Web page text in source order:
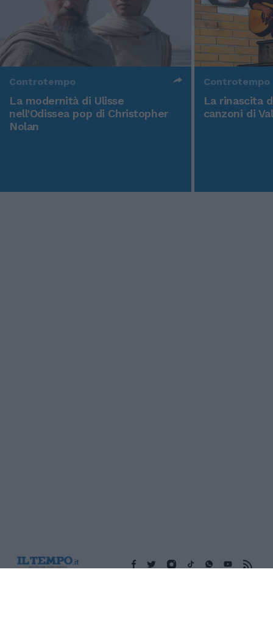
Controtempo
La modernità di Ulisse
nell'Odissea pop di Christopher
Nolan
Controtempo
La rinascita
canzoni di